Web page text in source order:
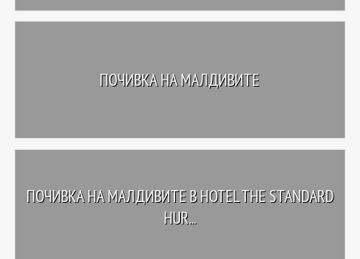
ПОЧИВКА НА МАЛДИВИТЕ
ПОЧИВКА НА МАЛДИВИТЕ В HOTEL THE STANDARD
HUR...